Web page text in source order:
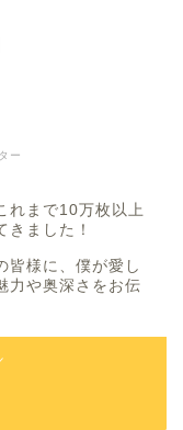
ー
れまで10万枚以上
ました！
皆様に、僕が愛し
力や奥深さをお伝